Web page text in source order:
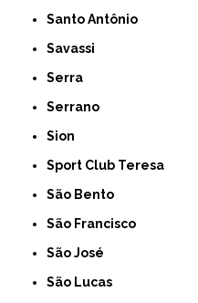
Santo Antônio
Savassi
Serra
Serrano
Sion
Sport Club Teresa
São Bento
São Francisco
São José
São Lucas